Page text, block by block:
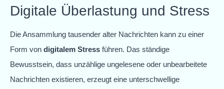
Digitale Überlastung und Stress
Die Ansammlung tausender alter Nachrichten kann zu einer
Form von digitalem Stress führen. Das ständige
Bewusstsein, dass unzählige ungelesene oder unbearbeitete
Nachrichten existieren, erzeugt eine unterschwellige